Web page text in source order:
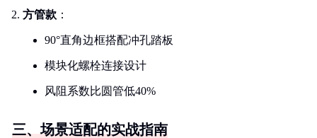
方管款 ：
90°直角边框搭配冲孔踏板
模块化螺栓连接设计
风阻系数比圆管低40%
三、场景适配的实战指南